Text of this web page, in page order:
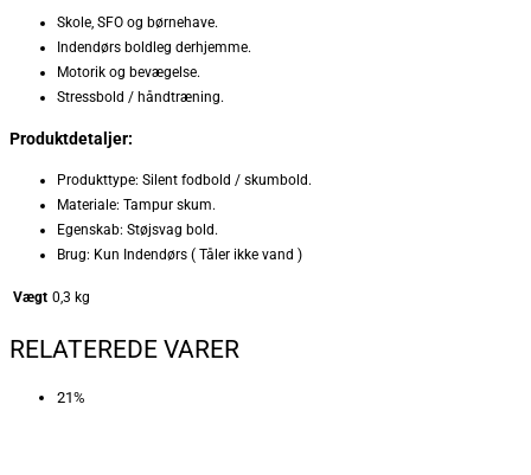
Skole, SFO og børnehave.
Indendørs boldleg derhjemme.
Motorik og bevægelse.
Stressbold / håndtræning.
Produktdetaljer:
Produkttype: Silent fodbold / skumbold.
Materiale: Tampur skum.
Egenskab: Støjsvag bold.
Brug: Kun Indendørs ( Tåler ikke vand )
Vægt 0,3 kg
RELATEREDE VARER
21%